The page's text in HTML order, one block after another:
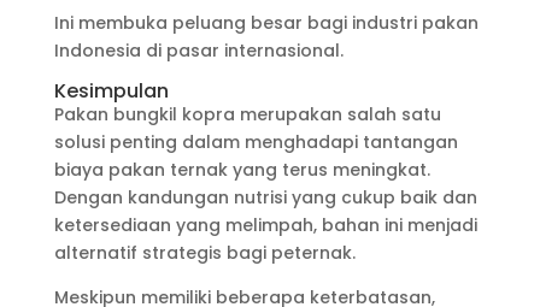
Ini membuka peluang besar bagi industri pakan
Indonesia di pasar internasional.
Kesimpulan
Pakan bungkil kopra merupakan salah satu
solusi penting dalam menghadapi tantangan
biaya pakan ternak yang terus meningkat.
Dengan kandungan nutrisi yang cukup baik dan
ketersediaan yang melimpah, bahan ini menjadi
alternatif strategis bagi peternak.
Meskipun memiliki beberapa keterbatasan,